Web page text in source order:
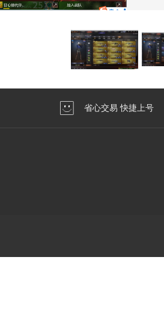
省心交易 快捷上号